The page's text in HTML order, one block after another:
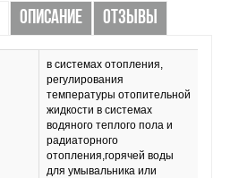
ОПИСАНИЕ ОТЗЫВЫ
в системах отопления,
регулирования
температуры отопительной
жидкости в системах
водяного теплого пола и
радиаторного
отопления,горячей воды
для умывальника или